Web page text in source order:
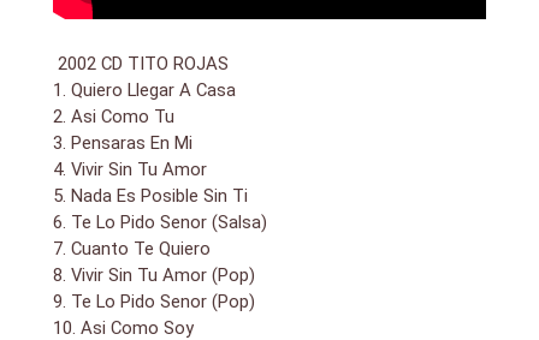
2002 CD TITO ROJAS
1. Quiero Llegar A Casa
2. Asi Como Tu
3. Pensaras En Mi
4. Vivir Sin Tu Amor
5. Nada Es Posible Sin Ti
6. Te Lo Pido Senor (Salsa)
7. Cuanto Te Quiero
8. Vivir Sin Tu Amor (Pop)
9. Te Lo Pido Senor (Pop)
10. Asi Como Soy